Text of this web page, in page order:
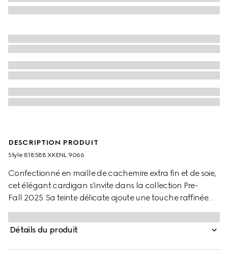
DESCRIPTION PRODUIT
Style ‎818588 XKENL 9066
Confectionné en maille de cachemire extra fin et de soie,
cet élégant cardigan s’invite dans la collection Pre-
Fall 2025. Sa teinte délicate ajoute une touche raffinée
au vêtement, encore renforcée par les finitions à
bande Web.
Détails du produit